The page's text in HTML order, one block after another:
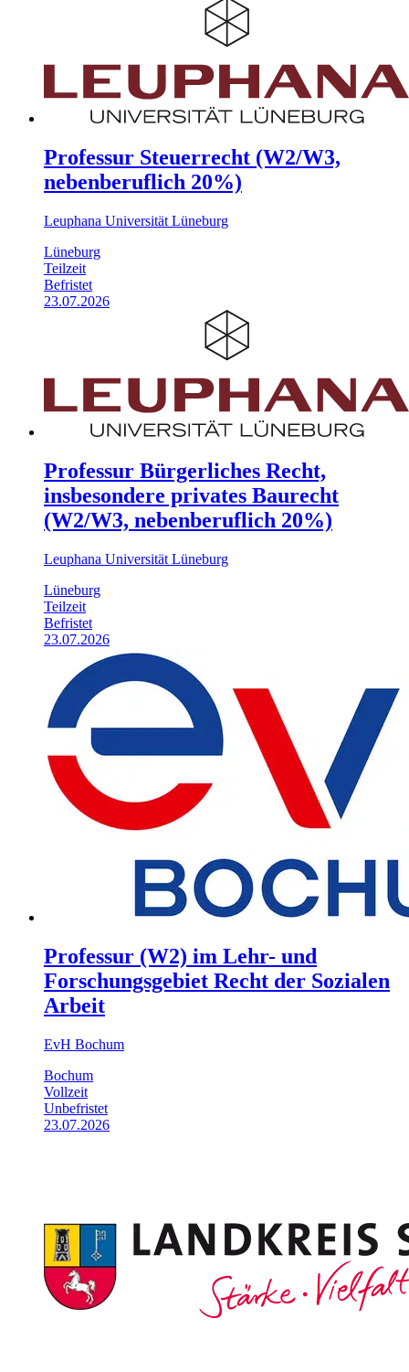
Professur Steuerrecht (W2/W3,
nebenberuflich 20%)
Leuphana Universität Lüneburg
Lüneburg
Teilzeit
Befristet
23.07.2026
Professur Bürgerliches Recht,
insbesondere privates Baurecht
(W2/W3, nebenberuflich 20%)
Leuphana Universität Lüneburg
Lüneburg
Teilzeit
Befristet
23.07.2026
Professur (W2) im Lehr- und
Forschungsgebiet Recht der Sozialen
Arbeit
EvH Bochum
Bochum
Vollzeit
Unbefristet
23.07.2026